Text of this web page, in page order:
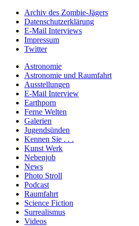
Archiv des Zombie-Jägers
Datenschutzerklärung
E-Mail Interviews
Impressum
Twitter
Astronomie
Astronomie und Raumfahrt
Ausstellungen
E-Mail Interview
Earthporn
Ferne Welten
Galerien
Jugendsünden
Kennen Sie . . .
Kunst Werk
Nebenjob
News
Photo Stroll
Podcast
Raumfahrt
Science Fiction
Surrealismus
Videos